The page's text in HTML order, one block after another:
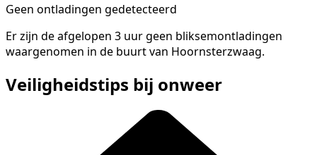
Geen ontladingen gedetecteerd
Er zijn de afgelopen 3 uur geen bliksemontladingen
waargenomen in de buurt van Hoornsterzwaag.
Veiligheidstips bij onweer